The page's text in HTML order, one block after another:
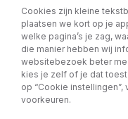
Cookies zijn kleine
plaatsen we kort op je
welke pagina’s je zag,
die manier hebben wij
websitebezoek beter
kies je zelf of je dat
op “Cookie
voorkeuren.